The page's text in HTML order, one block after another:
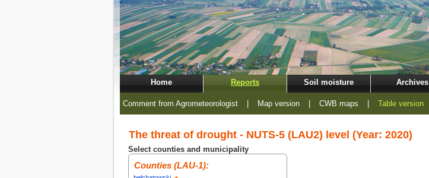
Home Reports
Comment from Agrometeorologist | Map version | CWB maps | Table version
Soil moisture Archives
The threat of drought - NUTS-5 (LAU2) level (Year: 2020)
Select counties and municipality
Counties (LAU-1):